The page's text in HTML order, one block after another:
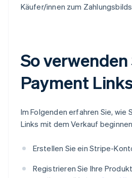
Käufer/innen zum
So
Payment
Im Folgenden erfahren Sie,
Links mit dem Verkauf
Erstellen Sie ein Stripe-
Registrieren Sie Ihre